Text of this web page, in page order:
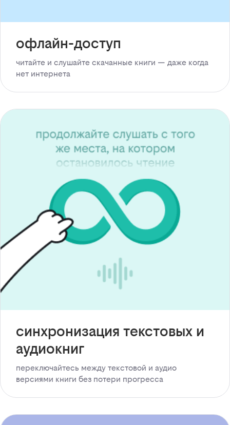
офлайн-доступ
читайте и слушайте скачанные книги — даже когда
нет интернета
синхронизация текстовых и
аудиокниг
переключайтесь между текстовой и аудио
версиями книги без потери прогресса